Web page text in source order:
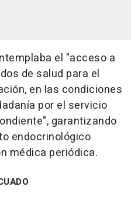
el "acceso a
de salud para el
en las condiciones
por el servicio
garantizando
endocrinológico
médica periódica.